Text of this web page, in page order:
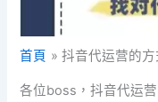
首頁 抖音代运营的
各位boss，抖音代运